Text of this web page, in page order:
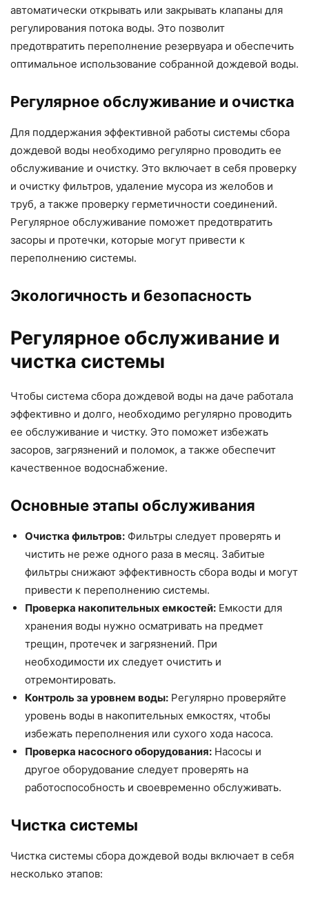
автоматически открывать или закрывать клапаны для
регулирования потока воды. Это позволит
предотвратить переполнение резервуара и обеспечить
оптимальное использование собранной дождевой воды.
Регулярное обслуживание и очистка
Для поддержания эффективной работы системы сбора
дождевой воды необходимо регулярно проводить ее
обслуживание и очистку. Это включает в себя проверку
и очистку фильтров, удаление мусора из желобов и
труб, а также проверку герметичности соединений.
Регулярное обслуживание поможет предотвратить
засоры и протечки, которые могут привести к
переполнению системы.
Экологичность и безопасность
Регулярное обслуживание и
чистка системы
Чтобы система сбора дождевой воды на даче работала
эффективно и долго, необходимо регулярно проводить
ее обслуживание и чистку. Это поможет избежать
засоров, загрязнений и поломок, а также обеспечит
качественное водоснабжение.
Основные этапы обслуживания
Очистка фильтров: Фильтры следует проверять и
чистить не реже одного раза в месяц. Забитые
фильтры снижают эффективность сбора воды и могут
привести к переполнению системы.
Проверка накопительных емкостей: Емкости для
хранения воды нужно осматривать на предмет
трещин, протечек и загрязнений. При
необходимости их следует очистить и
отремонтировать.
Контроль за уровнем воды: Регулярно проверяйте
уровень воды в накопительных емкостях, чтобы
избежать переполнения или сухого хода насоса.
Проверка насосного оборудования: Насосы и
другое оборудование следует проверять на
работоспособность и своевременно обслуживать.
Чистка системы
Чистка системы сбора дождевой воды включает в себя
несколько этапов: